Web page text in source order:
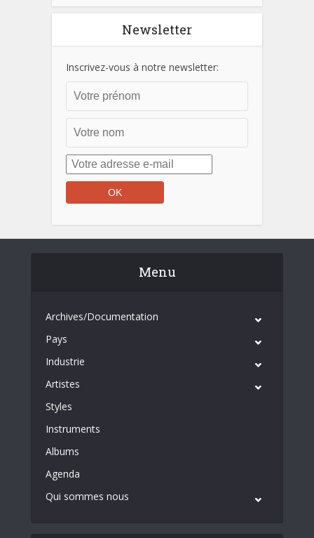
Newsletter
Inscrivez-vous à notre newsletter:
Menu
Archives/Documentation
Pays
Industrie
Artistes
Styles
Instruments
Albums
Agenda
Qui sommes nous